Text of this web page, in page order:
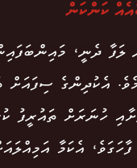
ކަންކަން
ލަފާ ދެނީ،
އެކުދިންގެ ސިފައަށް
ހުނަރަށް ތައުރީފު
އެކަމާ